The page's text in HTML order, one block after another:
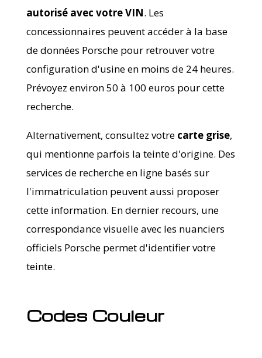
autorisé avec votre VIN. Les
concessionnaires peuvent accéder à la base
de données Porsche pour retrouver votre
configuration d'usine en moins de 24 heures.
Prévoyez environ 50 à 100 euros pour cette
recherche.
Alternativement, consultez votre carte grise,
qui mentionne parfois la teinte d'origine. Des
services de recherche en ligne basés sur
l'immatriculation peuvent aussi proposer
cette information. En dernier recours, une
correspondance visuelle avec les nuanciers
officiels Porsche permet d'identifier votre
teinte.
Codes Couleur